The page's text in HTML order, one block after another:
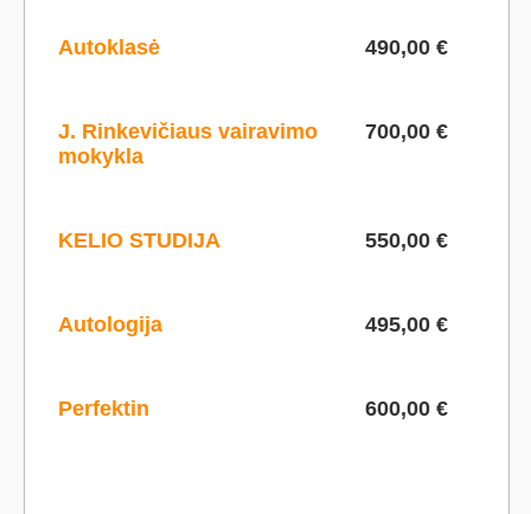
Autoklasė 490,00 €
J. Rinkevičiaus vairavimo
mokykla
700,00 €
KELIO STUDIJA 550,00 €
Autologija 495,00 €
Perfektin 600,00 €